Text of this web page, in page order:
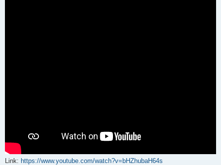
Link: https://www.youtube.com/watch?v=bHZhubaH64s